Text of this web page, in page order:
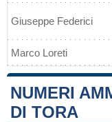
Giuseppe Federici
Marco Loreti
NUMERI
DI TORA